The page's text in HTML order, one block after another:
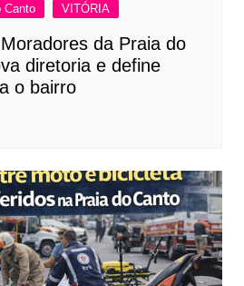
Canto VITÓRIA
da Praia do
diretoria e define
o bairro